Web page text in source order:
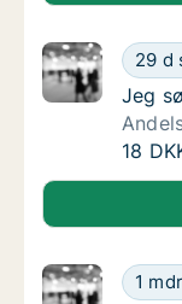
Jeg29 d
Jeg
Jeg
Jeg
18
Jeg søger
1